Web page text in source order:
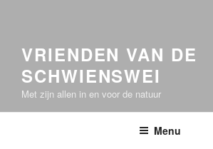
VRIENDEN VAN DE
SCHWIENSWEI
Met zijn allen in en voor de natuur
Menu